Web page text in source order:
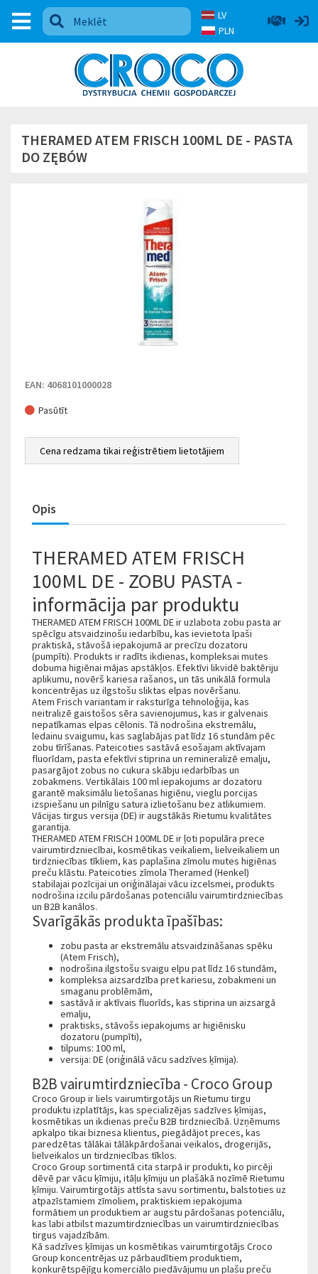
LV
PLN
THERAMED ATEM FRISCH 100ML DE - PASTA
DO ZĘBÓW
EAN: 4068101000028
Pasūtīt
Cena redzama tikai reģistrētiem lietotājiem
Opis
THERAMED ATEM FRISCH
100ML DE - ZOBU PASTA -
informācija par produktu
THERAMED ATEM FRISCH 100ML DE ir uzlabota zobu pasta ar
spēcīgu atsvaidzinošu iedarbību, kas ievietota īpaši
praktiskā, stāvošā iepakojumā ar precīzu dozatoru
(pumpīti). Produkts ir radīts ikdienas, kompleksai mutes
dobuma higiēnai mājas apstākļos. Efektīvi likvidē baktēriju
aplikumu, novērš kariesa rašanos, un tās unikālā formula
koncentrējas uz ilgstošu sliktas elpas novēršanu.
Atem Frisch variantam ir raksturīga tehnoloģija, kas
neitralizē gaistošos sēra savienojumus, kas ir galvenais
nepatīkamas elpas cēlonis. Tā nodrošina ekstremālu,
ledainu svaigumu, kas saglabājas pat līdz 16 stundām pēc
zobu tīrīšanas. Pateicoties sastāvā esošajam aktīvajam
fluorīdam, pasta efektīvi stiprina un remineralizē emalju,
pasargājot zobus no cukura skābju iedarbības un
zobakmens. Vertikālais 100 ml iepakojums ar dozatoru
garantē maksimālu lietošanas higiēnu, vieglu porcijas
izspiešanu un pilnīgu satura izlietošanu bez atlikumiem.
Vācijas tirgus versija (DE) ir augstākās Rietumu kvalitātes
garantija.
THERAMED ATEM FRISCH 100ML DE ir ļoti populāra prece
vairumtirdzniecībai, kosmētikas veikaliem, lielveikaliem un
tirdzniecības tīkliem, kas paplašina zīmolu mutes higiēnas
preču klāstu. Pateicoties zīmola Theramed (Henkel)
stabilajai pozīcijai un oriģinālajai vācu izcelsmei, produkts
nodrošina izcilu pārdošanas potenciālu vairumtirdzniecības
un B2B kanālos.
Svarīgākās produkta īpašības:
zobu pasta ar ekstremālu atsvaidzināšanas spēku
(Atem Frisch),
nodrošina ilgstošu svaigu elpu pat līdz 16 stundām,
kompleksa aizsardzība pret kariesu, zobakmeni un
smaganu problēmām,
sastāvā ir aktīvais fluorīds, kas stiprina un aizsargā
emalju,
praktisks, stāvošs iepakojums ar higiēnisku
dozatoru (pumpīti),
tilpums: 100 ml,
versija: DE (oriģinālā vācu sadzīves ķīmija).
B2B vairumtirdzniecība - Croco Group
Croco Group ir liels vairumtirgotājs un Rietumu tirgu
produktu izplatītājs, kas specializējas sadzīves ķīmijas,
kosmētikas un ikdienas preču B2B tirdzniecībā. Uzņēmums
apkalpo tikai biznesa klientus, piegādājot preces, kas
paredzētas tālākai tālākpārdošanai veikalos, drogerijās,
lielveikalos un tirdzniecības tīklos.
Croco Group sortimentā cita starpā ir produkti, ko pircēji
dēvē par vācu ķīmiju, itāļu ķīmiju un plašākā nozīmē Rietumu
ķīmiju. Vairumtirgotājs attīsta savu sortimentu, balstoties uz
atpazīstamiem zīmoliem, praktiskiem iepakojuma
formātiem un produktiem ar augstu pārdošanas potenciālu,
kas labi atbilst mazumtirdzniecības un vairumtirdzniecības
tirgus vajadzībām.
Kā sadzīves ķīmijas un kosmētikas vairumtirgotājs Croco
Group koncentrējas uz pārbaudītiem produktiem,
konkurētspējīgu komerciālo piedāvājumu un plašu preču